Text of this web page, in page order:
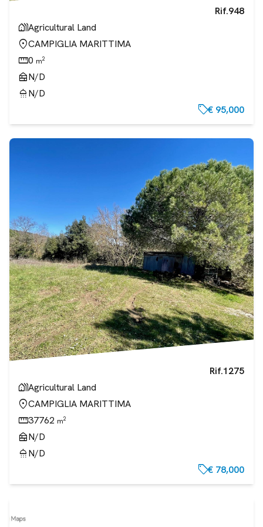
Rif.948
holiday_villageAgricultural Land
location_onCAMPIGLIA MARITTIMA
straighten0 m2
nest_multi_roomN/D
showerN/D
sell€ 95,000
Rif.1275
holiday_villageAgricultural Land
location_onCAMPIGLIA MARITTIMA
straighten37762 m2
nest_multi_roomN/D
showerN/D
sell€ 78,000